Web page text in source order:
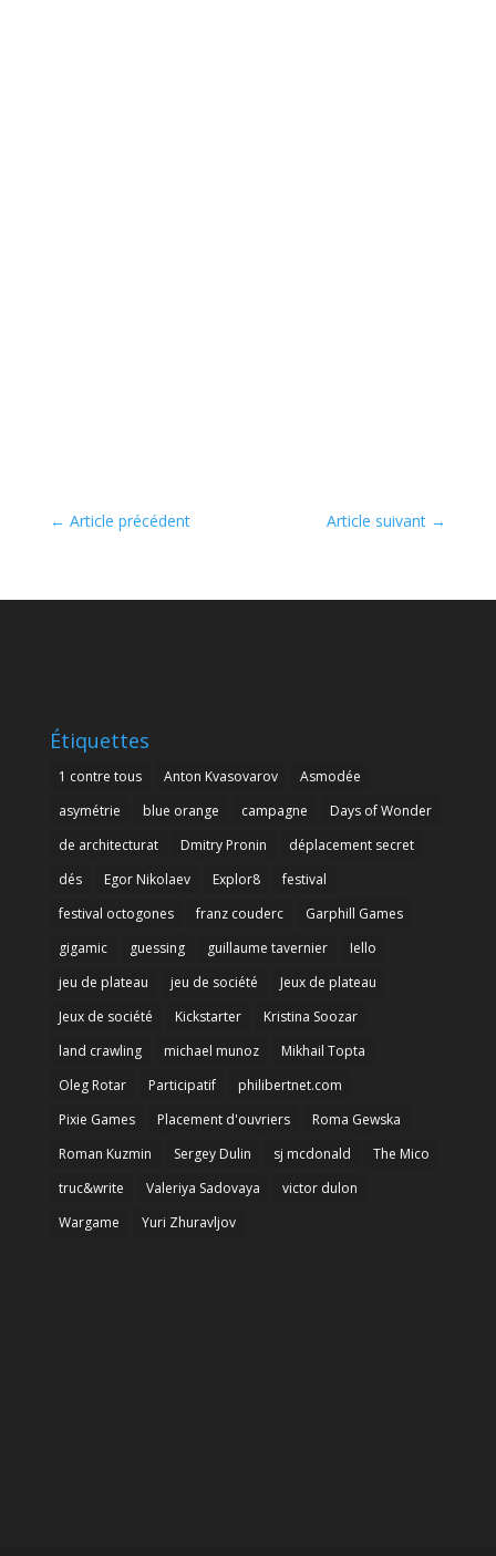
← Article précédent Article suivant →
Étiquettes
1 contre tous Anton Kvasovarov
Asmodée
asymétrie
blue orange campagne
Days of Wonder
de architecturat
Dmitry Pronin
déplacement secret
dés
Egor Nikolaev Explor8
festival
festival octogones
franz couderc
Garphill Games
gigamic
guessing guillaume tavernier
Iello
jeu de plateau
jeu de société
Jeux de plateau
Jeux de société
Kickstarter
Kristina Soozar
land crawling
michael munoz
Mikhail Topta
Oleg Rotar
Participatif
philibertnet.com
Pixie Games
Placement d'ouvriers
Roma Gewska
Roman Kuzmin
Sergey Dulin sj mcdonald
The Mico
truc&write
Valeriya Sadovaya
victor dulon
Wargame
Yuri Zhuravljov